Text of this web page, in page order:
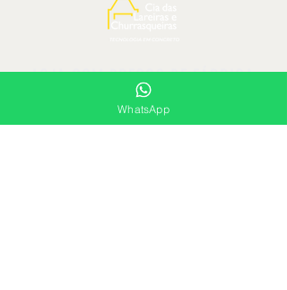
LOJA COM PREÇOS DE FÁBRICA
WhatsApp